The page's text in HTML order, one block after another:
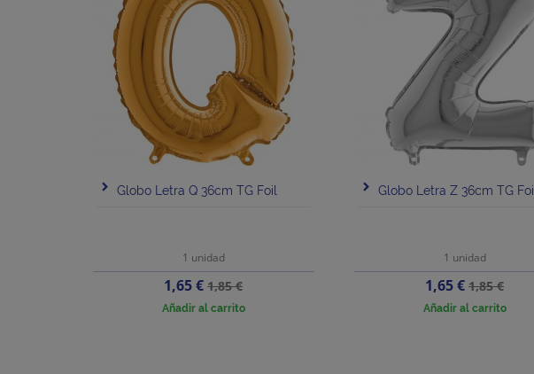
Globo Letra Q 36cm TG Foil
1 unidad
Precio
1,65 €Precio
base
1,85 €
Añadir al carrito
Globo Letra Z 36cm TG Foil
1 unidad
Precio
1,65 €Precio
base
1,85 €
Añadir al carrito